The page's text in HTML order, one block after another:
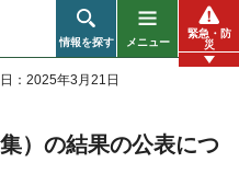
情報を探す メニュー
緊急・防
災
：2025年3月21日
）の結果の公表につ